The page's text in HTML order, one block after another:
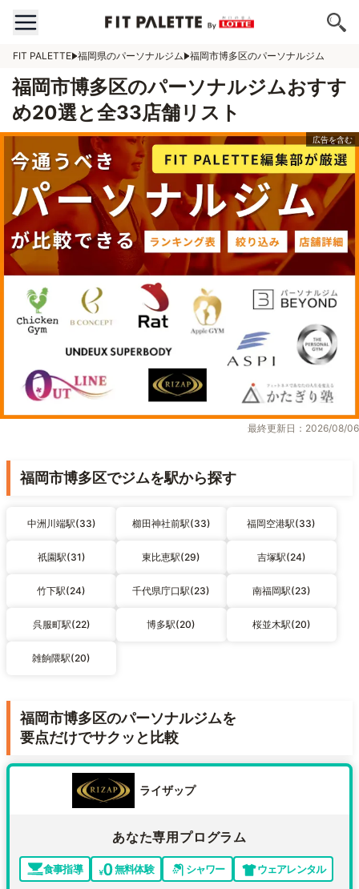
FIT PALETTE 福岡県のパーソナルジム 福岡市博多区のパーソナルジム
福岡市博多区のパーソナルジムおすす
め20選と全33店舗リスト
最終更新日：2026/08/06
福岡市博多区でジムを駅から探す
中洲川端駅(33) 櫛田神社前駅(33) 福岡空港駅(33)
祇園駅(31) 東比恵駅(29) 吉塚駅(24)
竹下駅(24) 千代県庁口駅(23) 南福岡駅(23)
呉服町駅(22) 博多駅(20) 桜並木駅(20)
雑餉隈駅(20)
福岡市博多区のパーソナルジムを
要点だけでサクッと比較
ライザップ
あなた専用プログラム
食事指導 無料体験 シャワー ウェアレンタル